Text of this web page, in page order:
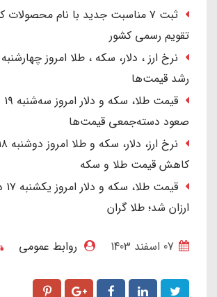
ثبت ۷ مناسبت جدید با نام
تقویم رسمی کشور
رشد قیمت‌ها
صعود دسته‌جمعی قیمت‌ها
کاهش قیمت طلا و سکه
ارزان شد؛ طلا گران
روابط عمومی